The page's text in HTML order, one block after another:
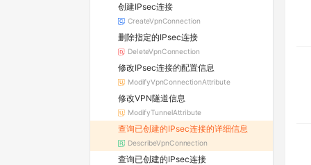
创建IPsec连接
CreateVpnConnection
删除指定的IPsec连接
DeleteVpnConnection
修改IPsec连接的配置信息
ModifyVpnConnectionAttribute
修改VPN隧道信息
ModifyTunnelAttribute
查询已创建的IPsec连接的详细信息
DescribeVpnConnection
查询已创建的IPsec连接